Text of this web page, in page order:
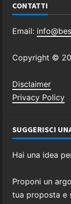
CONTATTI
Email:
Copyright ©
Disclaimer
Privacy Policy
SUGGERISCI
Hai una idea
Proponi un
tua proposta e